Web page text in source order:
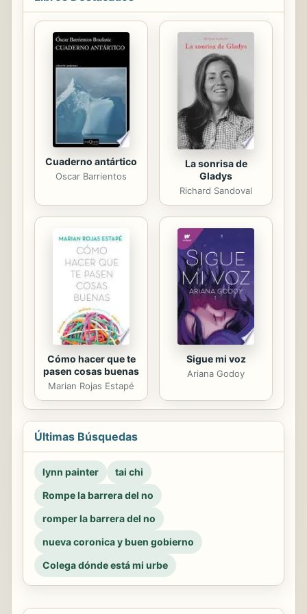
eficaces de gestión. Sin embargo, no
se constatan los cambios que serían
necesarios en la ordenación del
territorio, en la producción
sostenible y saludable, en la gestión
de paisajes culturales y en la
protección medioambiental. Este
estudio es mucho más que un libro
sobre la...
Cuaderno antártico
Oscar Barrientos
La sonrisa de
Gladys
Richard Sandoval
Cómo hacer que te
pasen cosas buenas
Marian Rojas Estapé
Sigue mi voz
Ariana Godoy
Últimas Búsquedas
lynn painter
tai chi
Rompe la barrera del no
romper la barrera del no
nueva coronica y buen gobierno
Colega dónde está mi urbe